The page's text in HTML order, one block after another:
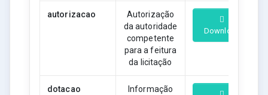
autorizacao
Autorização
da autoridade
competente
para a feitura
da licitação
Download
dotacao
Informação